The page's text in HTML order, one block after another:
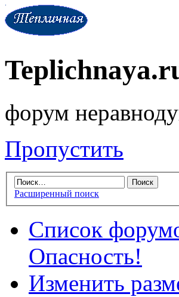
форум
Пропустить
Расширенный поиск
Список
Опасность!
Изменить